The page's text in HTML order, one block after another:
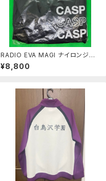
RADIO EVA MAGI ナイロンジャ
ケット ブラック×ホワイト Lサイズ
¥8,800